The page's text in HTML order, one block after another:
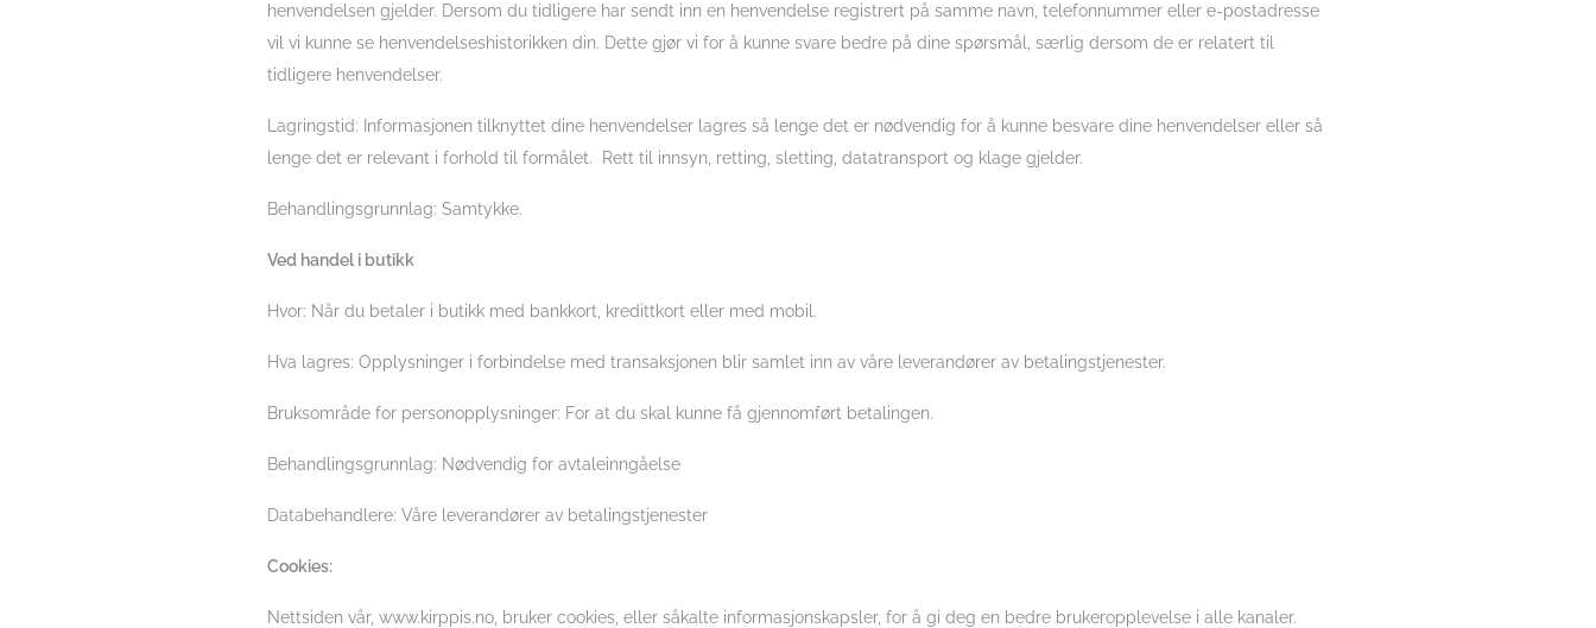
henvendelsen gjelder. Dersom du tidligere har sendt inn en henvendelse registrert på samme navn, telefonnummer eller e-postadresse
vil vi kunne se henvendelseshistorikken din. Dette gjør vi for å kunne svare bedre på dine spørsmål, særlig dersom de er relatert til
tidligere henvendelser.
Lagringstid: Informasjonen tilknyttet dine henvendelser lagres så lenge det er nødvendig for å kunne besvare dine henvendelser eller så
lenge det er relevant i forhold til formålet. Rett til innsyn, retting, sletting, datatransport og klage gjelder.
Behandlingsgrunnlag: Samtykke.
Ved handel i butikk
Hvor: Når du betaler i butikk med bankkort, kredittkort eller med mobil.
Hva lagres: Opplysninger i forbindelse med transaksjonen blir samlet inn av våre leverandører av betalingstjenester.
Bruksområde for personopplysninger: For at du skal kunne få gjennomført betalingen.
Behandlingsgrunnlag: Nødvendig for avtaleinngåelse
Databehandlere: Våre leverandører av betalingstjenester
Cookies:
Nettsiden vår, www.kirppis.no, bruker cookies, eller såkalte informasjonskapsler, for å gi deg en bedre brukeropplevelse i alle kanaler.